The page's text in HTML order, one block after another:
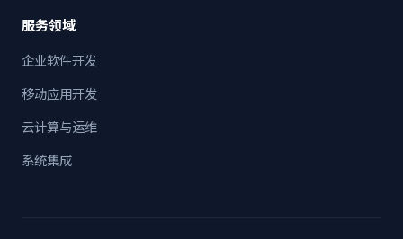
服务领域
企业软件开发
移动应用开发
云计算与运维
系统集成